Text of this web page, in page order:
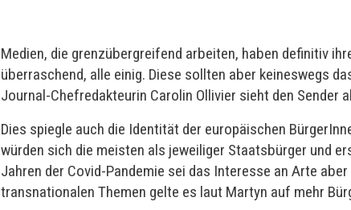
Medien, die grenzübergreifend arbeiten, haben definitiv
überraschend, alle einig. Diese sollten aber keineswegs
Journal-Chefredakteurin Carolin Ollivier sieht den Sender
Dies spiegle auch die Identität der europäischen
würden sich die meisten als jeweiliger Staatsbürger und
Jahren der Covid-Pandemie sei das Interesse an Arte
transnationalen Themen gelte es laut Martyn auf mehr